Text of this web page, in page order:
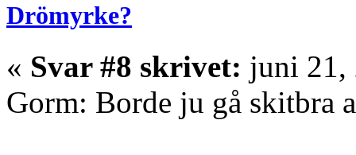
Drömyrke?
« Svar #8 skrivet: juni 21,
Gorm: Borde ju gå skitbra